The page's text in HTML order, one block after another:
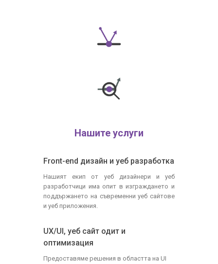
Нашите услуги
Front-end дизайн и уеб разработка
Нашият екип от уеб дизайнери и уеб
разработчици има опит в изграждането и
поддържането на съвременни уеб сайтове
и уеб приложения.
UX/UI, уеб сайт одит и
оптимизация
Предоставяме решения в областта на UI